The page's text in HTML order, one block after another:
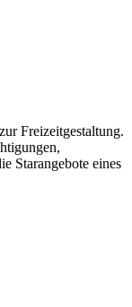
Freizeitgestaltung.
Starangebote eines